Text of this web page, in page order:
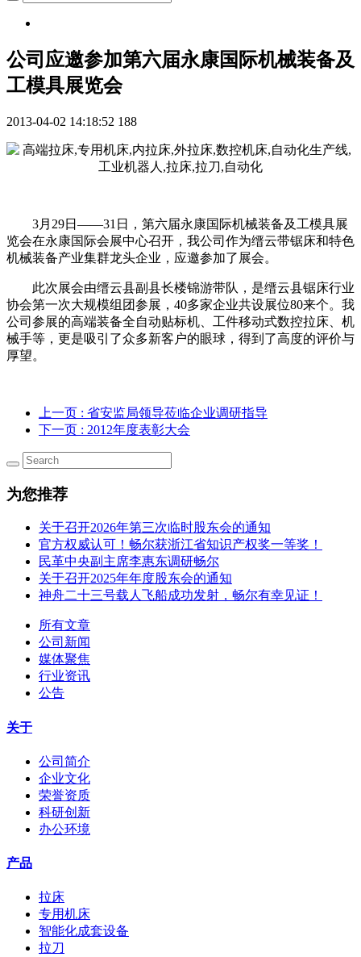
公司应邀参加第六届永康国际机械装备及
工模具展览会
2013-04-02 14:18:52 188
3月29日——31日，第六届永康国际机械装备及工模具展
览会在永康国际会展中心召开，我公司作为缙云带锯床和特色
机械装备产业集群龙头企业，应邀参加了展会。
此次展会由缙云县副县长楼锦游带队，是缙云县锯床行业
协会第一次大规模组团参展，40多家企业共设展位80来个。我
公司参展的高端装备全自动贴标机、工件移动式数控拉床、机
械手等，更是吸引了众多新客户的眼球，得到了高度的评价与
厚望。
上一页 : 省安监局领导莅临企业调研指导
下一页 : 2012年度表彰大会
为您推荐
关于召开2026年第三次临时股东会的通知
官方权威认可！畅尔获浙江省知识产权奖一等奖！
民革中央副主席李惠东调研畅尔
关于召开2025年年度股东会的通知
神舟二十三号载人飞船成功发射，畅尔有幸见证！
所有文章
公司新闻
媒体聚焦
行业资讯
公告
关于
公司简介
企业文化
荣誉资质
科研创新
办公环境
产品
拉床
专用机床
智能化成套设备
拉刀